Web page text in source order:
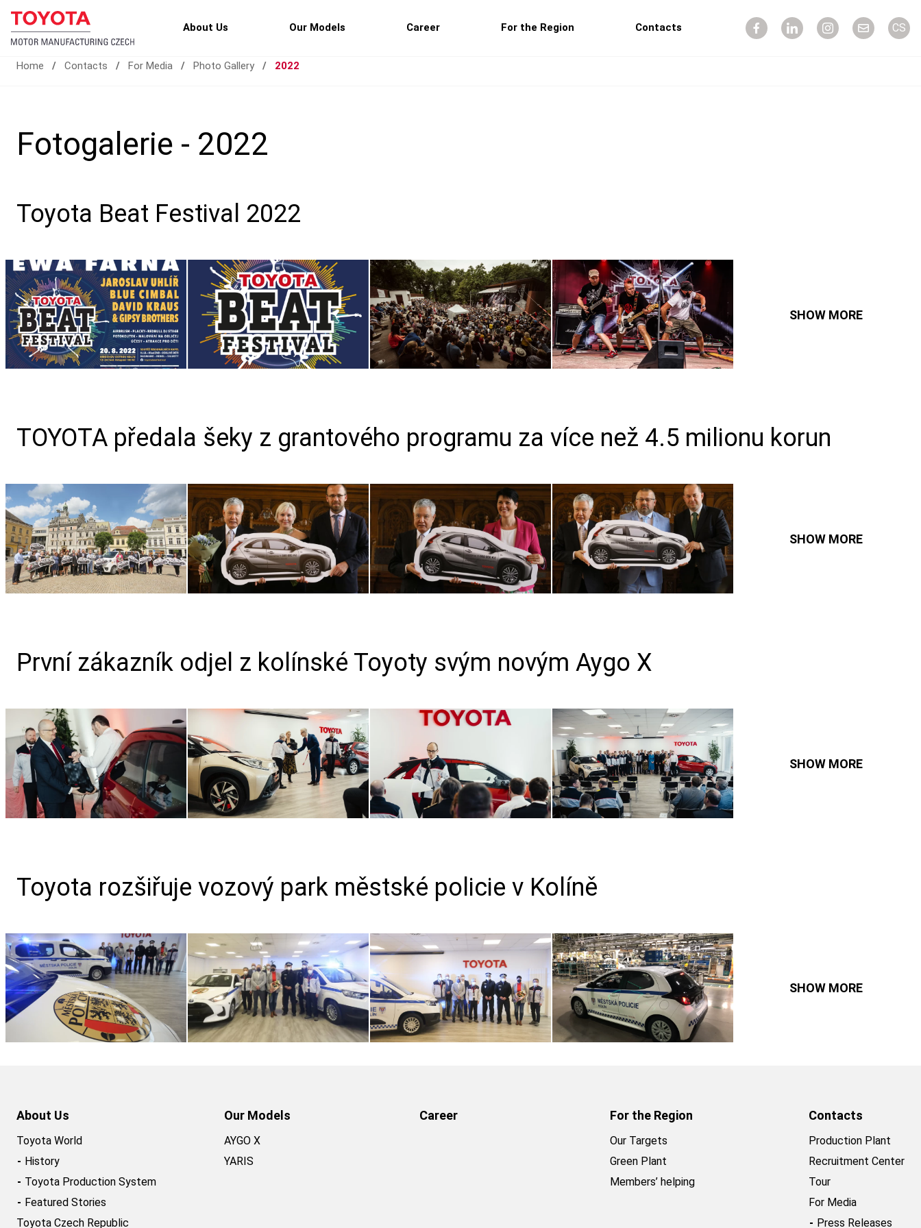
About Us Our Models Career For the Region Contacts CS
Home / Contacts / For Media / Photo Gallery / 2022
Fotogalerie - 2022
Toyota Beat Festival 2022
SHOW MORE
TOYOTA předala šeky z grantového programu za více než 4.5 milionu korun
SHOW MORE
První zákazník odjel z kolínské Toyoty svým novým Aygo X
SHOW MORE
Toyota rozšiřuje vozový park městské policie v Kolíně
SHOW MORE
About Us
Toyota World
History
Toyota Production System
Featured Stories
Toyota Czech Republic
Our Models
AYGO X
YARIS
Career For the Region
Our Targets
Green Plant
Members’ helping
Contacts
Production Plant
Recruitment Center
Tour
For Media
Press Releases